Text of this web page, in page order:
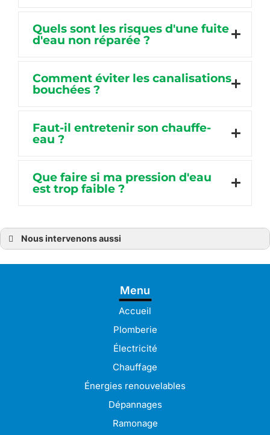
Quels sont les risques d'une fuite
d'eau non réparée ?
Comment éviter les canalisations
bouchées ?
Faut-il entretenir son chauffe-
eau ?
Que faire si ma pression d'eau
est trop faible ?
Nous intervenons aussi
Plombier à Binic-Étables-sur-Mer
Menu
Accueil
Plomberie
Électricité
Chauffage
Énergies renouvelables
Dépannages
Ramonage